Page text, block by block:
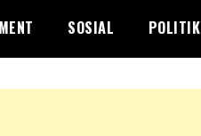
SOSIAL POLITIK